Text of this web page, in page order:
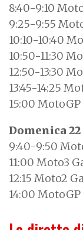
8:40-9:10
9:25-9:55
10:10-10:40
10:50-11:30
12:50-13:30
13:45-14:25
15:00
Domenica
9:40-9:50
11:00 Moto3
12:15 Moto2
14:00